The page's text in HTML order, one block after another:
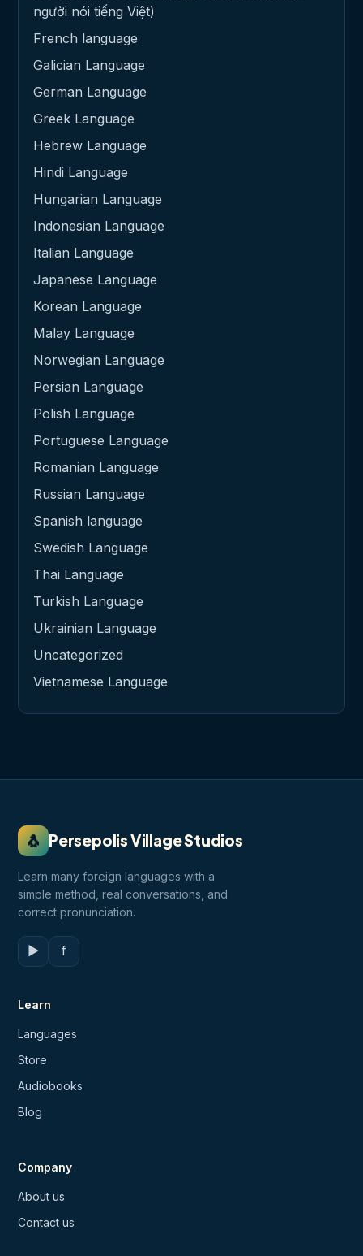
người nói tiếng Việt)
French language
Galician Language
German Language
Greek Language
Hebrew Language
Hindi Language
Hungarian Language
Indonesian Language
Italian Language
Japanese Language
Korean Language
Malay Language
Norwegian Language
Persian Language
Polish Language
Portuguese Language
Romanian Language
Russian Language
Spanish language
Swedish Language
Thai Language
Turkish Language
Ukrainian Language
Uncategorized
Vietnamese Language
🐧 Persepolis Village Studios
Learn many foreign languages with a
simple method, real conversations, and
correct pronunciation.
▶ f
Learn
Languages
Store
Audiobooks
Blog
Company
About us
Contact us